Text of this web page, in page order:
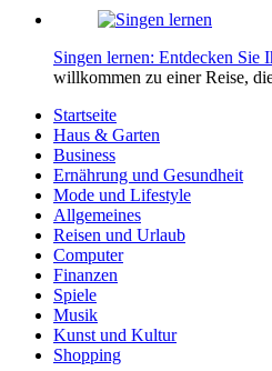
Singen lernen: Entdecken
willkommen zu einer Reise,
Startseite
Haus & Garten
Business
Ernährung und Gesundheit
Mode und Lifestyle
Allgemeines
Reisen und Urlaub
Computer
Finanzen
Spiele
Musik
Kunst und Kultur
Shopping